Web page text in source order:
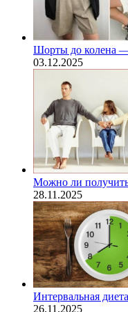
Шорты до колена —
03.12.2025
Можно ли получить
28.11.2025
Интервальная
26.11.2025